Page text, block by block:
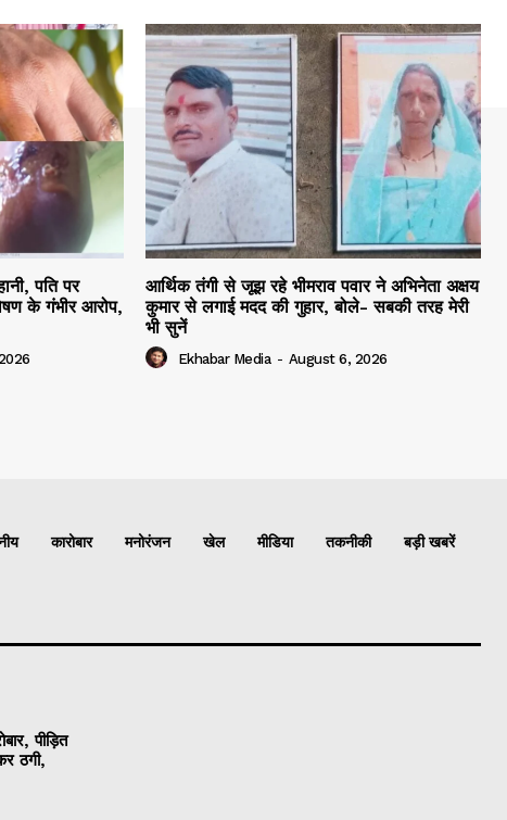
पति पर
के गंभीर आरोप,
आर्थिक तंगी से जूझ रहे भीमराव पवार ने अभिनेता अक्षय
कुमार से लगाई मदद की गुहार, बोले- सबकी तरह मेरी
भी सुनें
Ekhabar Media - August 6, 2026
कारोबार मनोरंजन खेल मीडिया तकनीकी बड़ी खबरें
पीड़ित
ठगी,